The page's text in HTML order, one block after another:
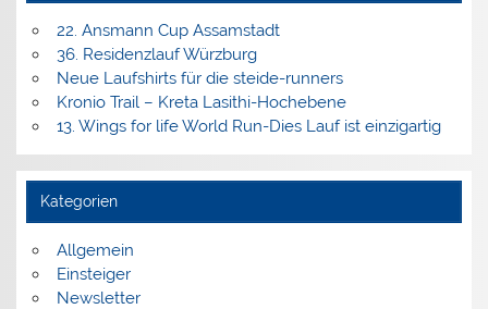
22. Ansmann Cup Assamstadt
36. Residenzlauf Würzburg
Neue Laufshirts für die steide-runners
Kronio Trail – Kreta Lasithi-Hochebene
13. Wings for life World Run-Dies Lauf ist einzigartig
Kategorien
Allgemein
Einsteiger
Newsletter